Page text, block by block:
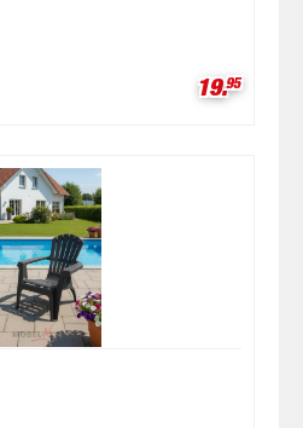
19.95